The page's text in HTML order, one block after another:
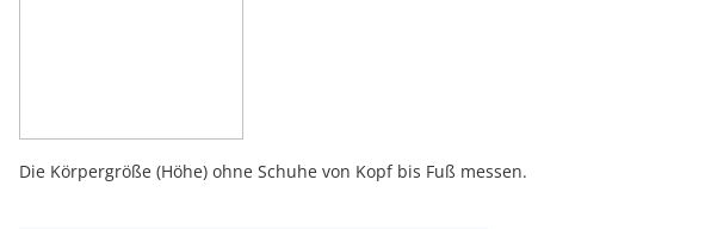
Die Körpergröße (Höhe) ohne Schuhe von Kopf bis Fuß messen.